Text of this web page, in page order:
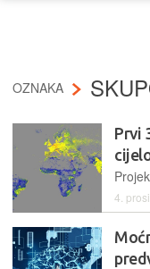
OZNAKA
Prvi
4.